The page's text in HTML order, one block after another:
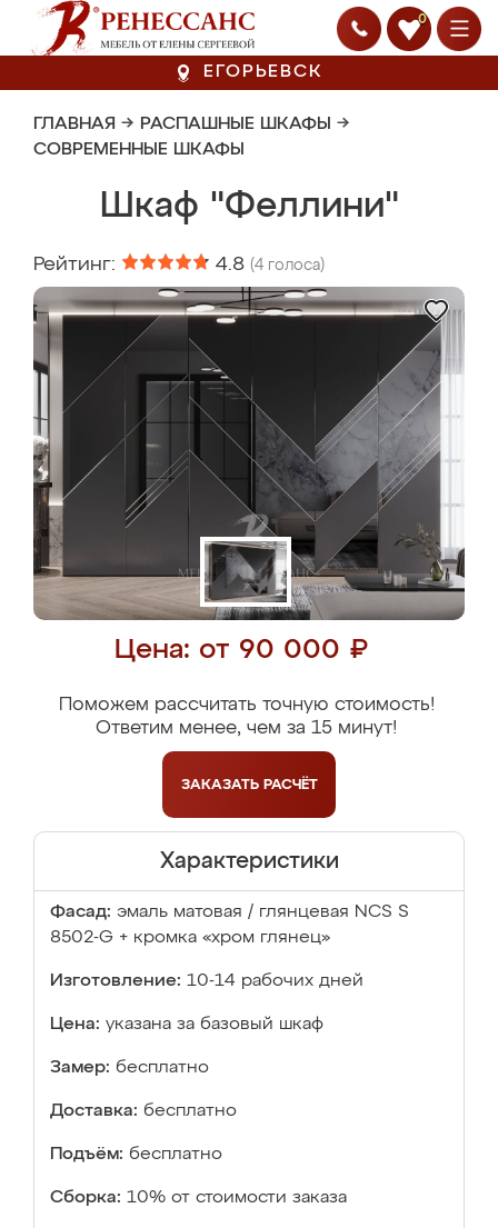
0
ЕГОРЬЕВСК
ГЛАВНАЯ → РАСПАШНЫЕ ШКАФЫ →
СОВРЕМЕННЫЕ ШКАФЫ
Шкаф "Феллини"
Рейтинг: 4.8 (4 голоса)
Цена: от 90 000 ₽
Поможем рассчитать точную стоимость!
Ответим менее, чем за 15 минут!
ЗАКАЗАТЬ РАСЧЁТ
Характеристики
Фасад: эмаль матовая / глянцевая NCS S
8502-G + кромка «хром глянец»
Изготовление: 10-14 рабочих дней
Цена: указана за базовый шкаф
Замер: бесплатно
Доставка: бесплатно
Подъём: бесплатно
Сборка: 10% от стоимости заказа